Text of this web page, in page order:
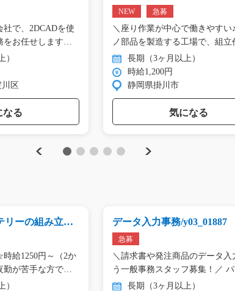
Previous
で、2DCADを使
をお任せします。
）
区
なる
NEW 急募
＼座り作業が中心で働きやすい
ノ部品を製造する工場で、組
長期（3ヶ月以上）
時給1,200円
静岡県掛川市
気になる
Next
リーの組み立て/
給1250円～（2か
勤が苦手な方でも
）
データ入力事務/y03_01887
急募
＼請求書や発注商品のデータ入
う一般事務スタッフ募集！／
ン… 長期（3ヶ月以上）